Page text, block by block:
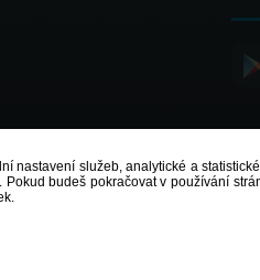
služeb, analytické a
budeš pokračovat v používání